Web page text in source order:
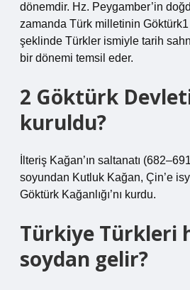
dönemdir. Hz. Peygamber’in
zamanda Türk milletinin
şeklinde Türkler ismiyle tarih
bir dönemi temsil eder.
2 Göktürk
kuruldu?
İlteriş Kağan’ın saltanatı
soyundan Kutluk Kağan, Çin’e
Göktürk Kağanlığı’nı kurdu.
Türkiye Türkleri
soydan gelir?